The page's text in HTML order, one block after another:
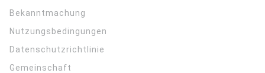
Bekanntmachung
Nutzungsbedingungen
Datenschutzrichtlinie
Gemeinschaft